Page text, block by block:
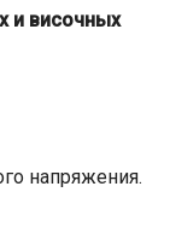
и височных
напряжения.